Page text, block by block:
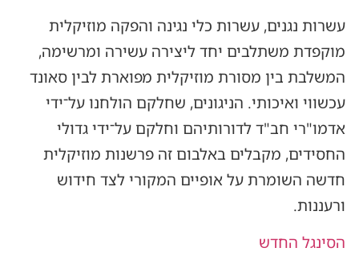
עשרות נגנים, עשרות כלי נגינה והפקה מוזיקלית
מוקפדת משתלבים יחד ליצירה עשירה ומרשימה,
המשלבת בין מסורת מוזיקלית מפוארת לבין סאונד
עכשווי ואיכותי. הניגונים, שחלקם הולחנו על־ידי
אדמו"רי חב"ד לדורותיהם וחלקם על־ידי גדולי
החסידים, מקבלים באלבום זה פרשנות מוזיקלית
חדשה השומרת על אופיים המקורי לצד חידוש
ורעננות.
הסינגל החדש